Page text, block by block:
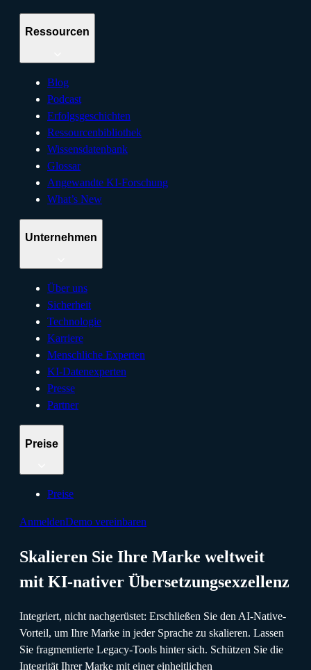
Ressourcen
Blog
Podcast
Erfolgsgeschichten
Ressourcenbibliothek
Wissensdatenbank
Glossar
Angewandte KI-Forschung
What’s New
Unternehmen
Über uns
Sicherheit
Technologie
Karriere
Menschliche Experten
KI-Datenexperten
Presse
Partner
Preise
Preise
AnmeldenDemo vereinbaren
Skalieren Sie Ihre Marke weltweit
mit KI-nativer Übersetzungsexzellenz
Integriert, nicht nachgerüstet: Erschließen Sie den AI-Native-
Vorteil, um Ihre Marke in jeder Sprache zu skalieren. Lassen
Sie fragmentierte Legacy-Tools hinter sich. Schützen Sie die
Integrität Ihrer Marke mit einer einheitlichen